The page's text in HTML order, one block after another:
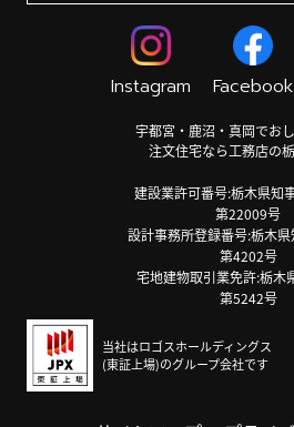
Instagram Facebook
宇都宮・鹿沼・真岡でお
注文住宅なら工務店の
建設業許可番号:栃木県知
第22009号
設計事務所登録番号:栃木
第4202号
宅地建物取引業免許:栃木
第5242号
当社はロゴスホールディングス
(東証上場)のグループ会社です